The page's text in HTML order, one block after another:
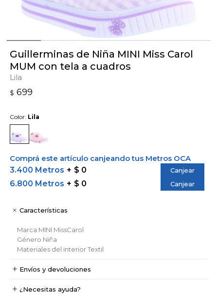
Guillerminas de Niña MINI Miss Carol
MUM con tela a cuadros
Lila
$ 699
Color: Lila
Comprá este artículo canjeando tus Metros OCA
3.400 Metros
$ 0 Canjear
6.800 Metros $ 0 Canjear
Características
Marca MINI MissCarol
Género Niña
Materiales del interiorTextil
Envíos y devoluciones
¿Necesitas ayuda?